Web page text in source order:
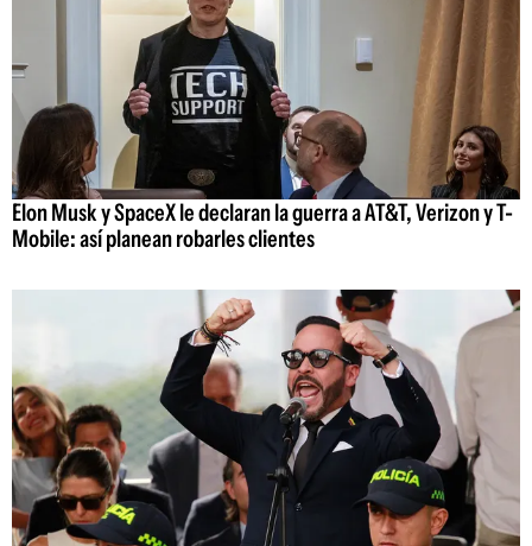
Elon Musk y SpaceX le declaran la guerra a AT&T, Verizon y T-
Mobile: así planean robarles clientes